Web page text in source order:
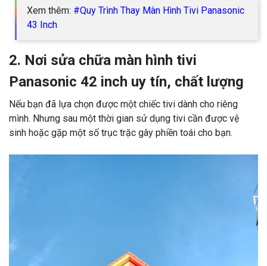
Xem thêm: #Quy Trình Thay Màn Hình Tivi Panasonic
43 Inch
2. Nơi sửa chữa màn hình tivi
Panasonic 42 inch uy tín, chất lượng
Nếu bạn đã lựa chọn được một chiếc tivi dành cho riêng
mình. Nhưng sau một thời gian sử dụng tivi cần được vệ
sinh hoặc gặp một số trục trặc gây phiền toái cho bạn.